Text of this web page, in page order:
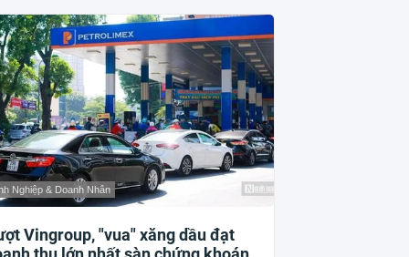
Nghiệp & Doanh Nhân
Vingroup, "vua" xăng dầu đạt